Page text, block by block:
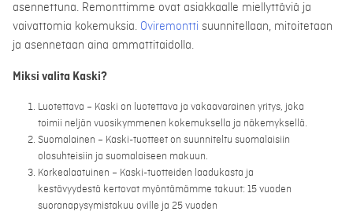
asennettuna. Remonttimme ovat asiakkaalle miellyttäviä ja
vaivattomia kokemuksia. Oviremontti suunnitellaan, mitoitetaan
ja asennetaan aina ammattitaidolla.
Miksi valita Kaski?
Luotettava – Kaski on luotettava ja vakaavarainen yritys, joka
toimii neljän vuosikymmenen kokemuksella ja näkemyksellä.
Suomalainen – Kaski-tuotteet on suunniteltu suomalaisiin
olosuhteisiin ja suomalaiseen makuun.
Korkealaatuinen – Kaski-tuotteiden laadukasta ja
kestävyydestä kertovat myöntämämme takuut: 15 vuoden
suoranapysymistakuu oville ja 25 vuoden